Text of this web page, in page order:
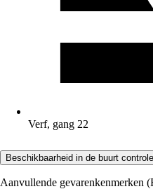
Verf, gang 22
Beschikbaarheid in de buurt
Aanvullende gevarenkenmerken